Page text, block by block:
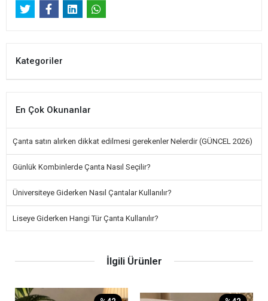
Kategoriler
En Çok Okunanlar
Çanta satın alırken dikkat edilmesi gerekenler Nelerdir (GÜNCEL 2026)
Günlük Kombinlerde Çanta Nasıl Seçilir?
Üniversiteye Giderken Nasıl Çantalar Kullanılır?
Liseye Giderken Hangi Tür Çanta Kullanılır?
İlgili Ürünler